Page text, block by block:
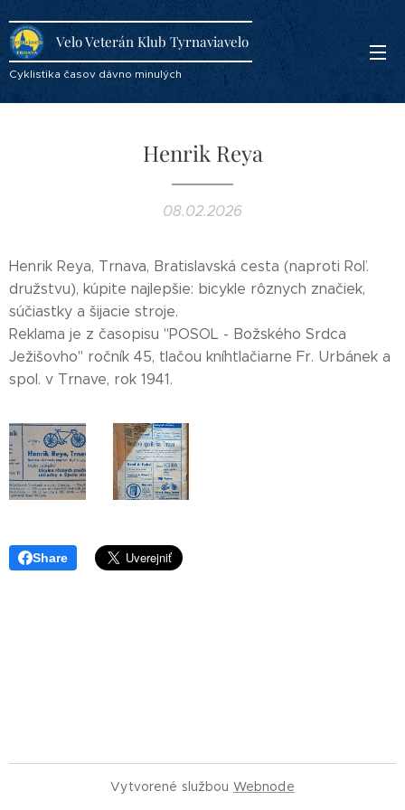
Velo Veterán Klub Tyrnaviavelo
Cyklistika časov dávno minulých
Henrik Reya
08.02.2026
Henrik Reya, Trnava, Bratislavská cesta (naproti Roľ.
družstvu), kúpite najlepšie: bicykle rôznych značiek,
súčiastky a šijacie stroje.
Reklama je z časopisu "POSOL - Božského Srdca
Ježišovho" ročník 45, tlačou kníhtlačiarne Fr. Urbánek a
spol. v Trnave, rok 1941.
Share
Vytvorené službou Webnode